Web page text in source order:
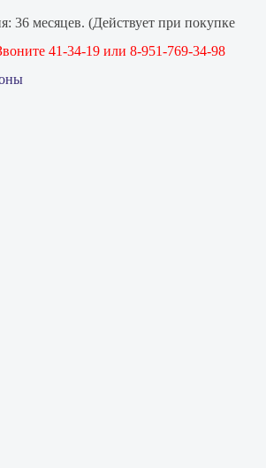
36 месяцев. (Действует при покупке
41-34-19 или 8-951-769-34-98